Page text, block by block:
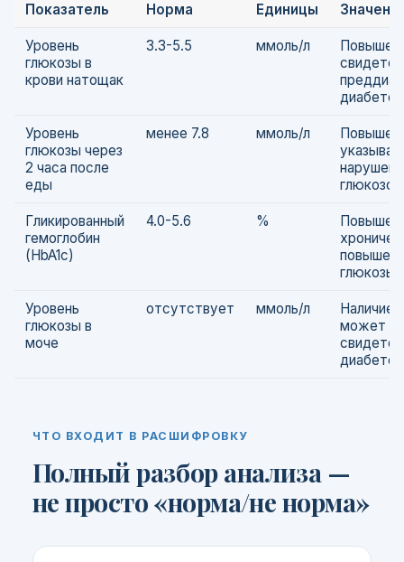
Показатель Норма Единицы
Уровень
глюкозы в
крови натощак
3.3-5.5 ммоль/л
диабете.
Уровень
глюкозы через
2 часа после
еды
менее 7.8 ммоль/л
Гликированный
гемоглобин
(HbA1c)
4.0-5.6 %
глюкозы
Уровень
глюкозы в
моче
отсутствует ммоль/л
Наличие
может
диабете.
ЧТО ВХОДИТ В РАСШИФРОВКУ
Полный разбор анализа —
не просто «норма/не норма»